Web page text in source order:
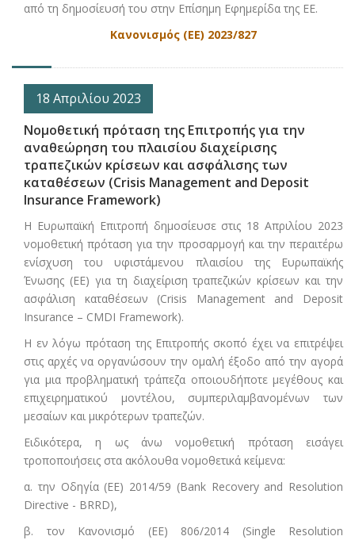
από τη δημοσίευσή του στην Επίσημη Εφημερίδα της ΕΕ.
Κανονισμός (ΕΕ) 2023/827
18 Απριλίου 2023
Νομοθετική πρόταση της Επιτροπής για την
αναθεώρηση του πλαισίου διαχείρισης
τραπεζικών κρίσεων και ασφάλισης των
καταθέσεων (Crisis Management and Deposit
Insurance Framework)
Η Ευρωπαϊκή Επιτροπή δημοσίευσε στις 18 Απριλίου 2023
νομοθετική πρόταση για την προσαρμογή και την περαιτέρω
ενίσχυση του υφιστάμενου πλαισίου της Ευρωπαϊκής
Ένωσης (ΕΕ) για τη διαχείριση τραπεζικών κρίσεων και την
ασφάλιση καταθέσεων (Crisis Management and Deposit
Insurance – CMDI Framework).
Η εν λόγω πρόταση της Επιτροπής σκοπό έχει να επιτρέψει
στις αρχές να οργανώσουν την ομαλή έξοδο από την αγορά
για μια προβληματική τράπεζα οποιουδήποτε μεγέθους και
επιχειρηματικού μοντέλου, συμπεριλαμβανομένων των
μεσαίων και μικρότερων τραπεζών.
Ειδικότερα, η ως άνω νομοθετική πρόταση εισάγει
τροποποιήσεις στα ακόλουθα νομοθετικά κείμενα:
α. την Οδηγία (ΕΕ) 2014/59 (Bank Recovery and Resolution
Directive - BRRD),
β. τον Κανονισμό (ΕΕ) 806/2014 (Single Resolution